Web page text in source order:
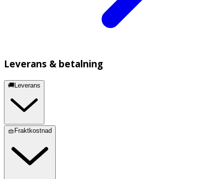
Leverans & betalning
🚚Leverans
🧺Fraktkostnad